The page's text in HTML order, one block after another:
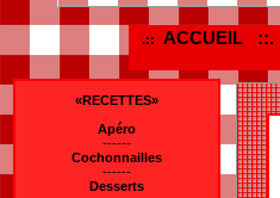
.:: ACCUEIL ::.
«RECETTES»
Apéro
------
Cochonnailles
------
Desserts